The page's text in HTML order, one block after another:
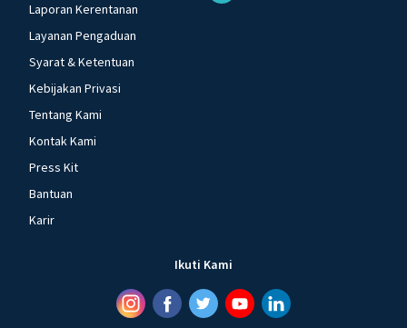
Laporan Kerentanan
Layanan Pengaduan
Syarat & Ketentuan
Kebijakan Privasi
Tentang Kami
Kontak Kami
Press Kit
Bantuan
Karir
Ikuti Kami